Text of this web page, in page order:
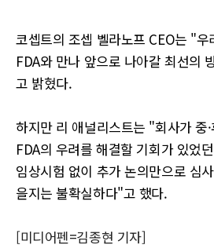
코셉트의 조셉 벨라노프 CEO는 "우
FDA와 만나 앞으로 나아갈 최선의
고 밝혔다.
하지만 리 애널리스트는 "회사가 중
FDA의 우려를 해결할 기회가 있었
임상시험 없이 추가 논의만으로 심
을지는 불확실하다"고 했다.
[미디어펜=김종현 기자]